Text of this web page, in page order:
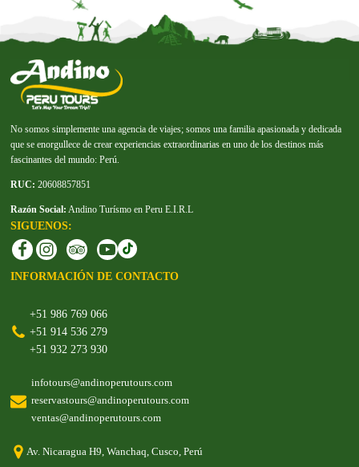
No somos simplemente una agencia de viajes; somos una familia apasionada y dedicada
que se enorgullece de crear experiencias extraordinarias en uno de los destinos más
fascinantes del mundo: Perú.
RUC: 20608857851
Razón Social: Andino Turísmo en Peru E.I.R.L
SIGUENOS:
INFORMACIÓN DE CONTACTO
+51 986 769 066
+51 914 536 279
+51 932 273 930
infotours@andinoperutours.com
reservastours@andinoperutours.com
ventas@andinoperutours.com
Av. Nicaragua H9, Wanchaq, Cusco, Perú